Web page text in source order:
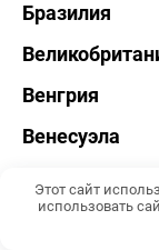
Бразилия
Венгрия
Венесуэла
Вьетнам
Германия
Этот сайт
использовать